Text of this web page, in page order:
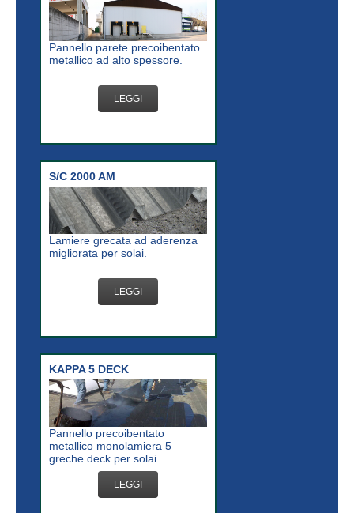
Pannello parete precoibentato
metallico ad alto spessore.
LEGGI
S/C 2000 AM
Lamiere grecata ad aderenza
migliorata per solai.
LEGGI
KAPPA 5 DECK
Pannello precoibentato
metallico monolamiera 5
greche deck per solai.
LEGGI